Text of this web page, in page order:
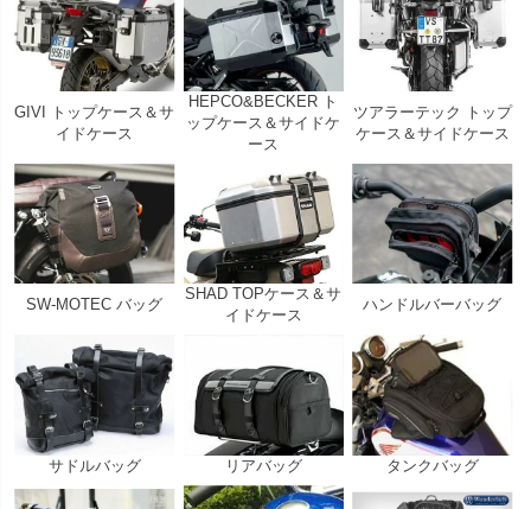
GIVI トップケース＆サ
イドケース
HEPCO&BECKER ト
ップケース＆サイドケ
ース
ツアラーテック トップ
ケース＆サイドケース
SW-MOTEC バッグ
SHAD TOPケース＆サ
イドケース
ハンドルバーバッグ
サドルバッグ リアバッグ タンクバッグ